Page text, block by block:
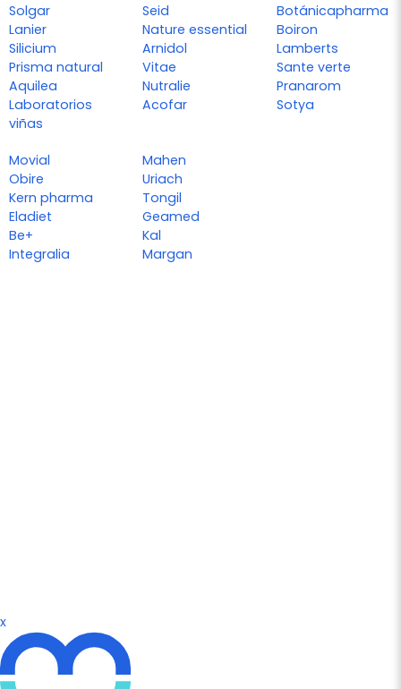
Solgar
Lanier
Silicium
Prisma natural
Aquilea
Laboratorios
viñas
Seid
Nature essential
Arnidol
Vitae
Nutralie
Acofar
Botánicapharma
Boiron
Lamberts
Sante verte
Pranarom
Sotya
Movial
Obire
Kern pharma
Eladiet
Be+
Integralia
Mahen
Uriach
Tongil
Geamed
Kal
Margan
x